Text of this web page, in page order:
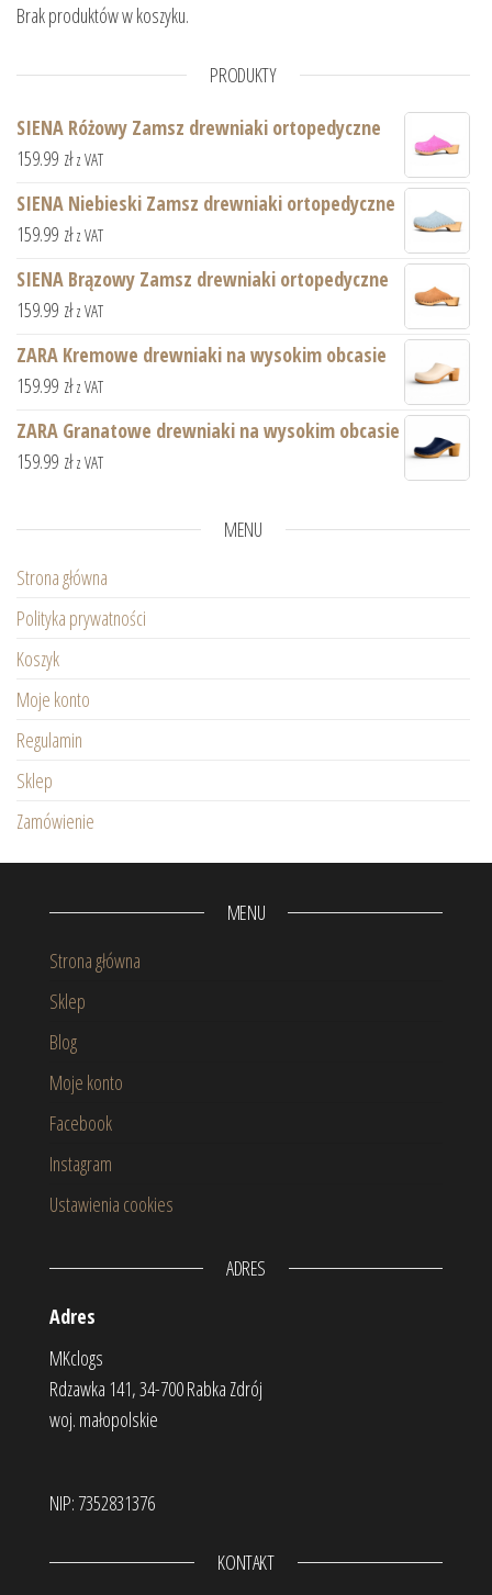
Brak produktów w koszyku.
PRODUKTY
SIENA Różowy Zamsz drewniaki ortopedyczne
159.99 zł z VAT
SIENA Niebieski Zamsz drewniaki ortopedyczne
159.99 zł z VAT
SIENA Brązowy Zamsz drewniaki ortopedyczne
159.99 zł z VAT
ZARA Kremowe drewniaki na wysokim obcasie
159.99 zł z VAT
ZARA Granatowe drewniaki na wysokim obcasie
159.99 zł z VAT
MENU
Strona główna
Polityka prywatności
Koszyk
Moje konto
Regulamin
Sklep
Zamówienie
MENU
Strona główna
Sklep
Blog
Moje konto
Facebook
Instagram
Ustawienia cookies
ADRES
Adres
MKclogs
Rdzawka 141, 34-700 Rabka Zdrój
woj. małopolskie
NIP: 7352831376
KONTAKT